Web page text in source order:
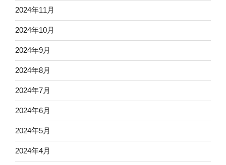
2024年11月
2024年10月
2024年9月
2024年8月
2024年7月
2024年6月
2024年5月
2024年4月